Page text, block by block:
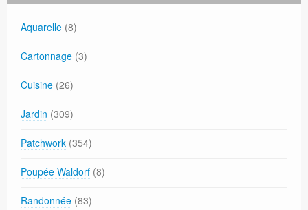
Aquarelle (8)
Cartonnage (3)
Cuisine (26)
Jardin (309)
Patchwork (354)
Poupée Waldorf (8)
Randonnée (83)